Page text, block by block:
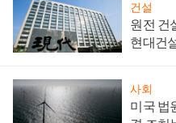
건설
원전 건
현대건
사회
미국 법